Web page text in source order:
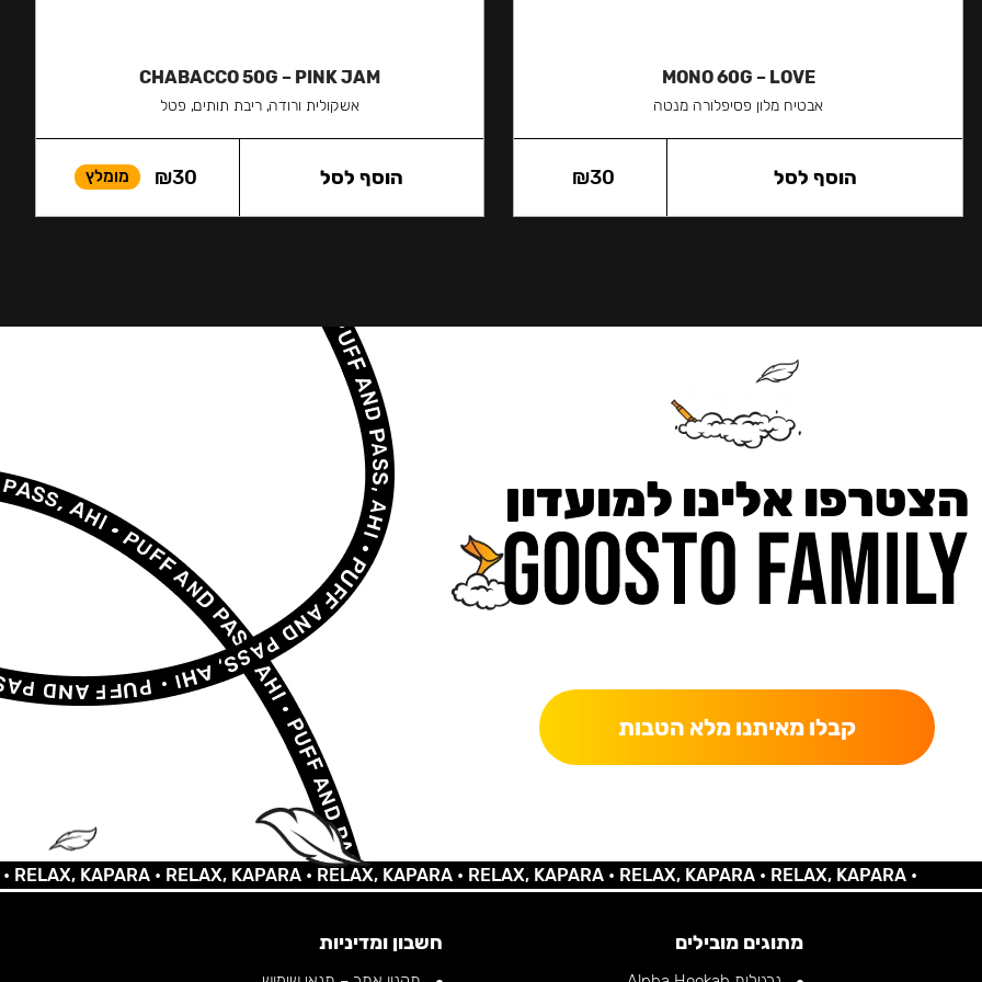
MONO 60G – LOVE
אבטיח מלון פסיפלורה מנטה
₪30 הוסף לסל
CHABACCO 50G – PINK JAM
אשקולית ורודה, ריבת תותים, פטל
₪30 מומלץ הוסף לסל
הצטרפו אלינו למועדון
קבלו מאיתנו מלא הטבות
KAPARA •RELAX, KAPARA •RELAX, KAPARA •RELAX, KAPARA •RELAX, KAPARA •RELAX, KAPARA •
מתוגים מובילים חשבון ומדיניות